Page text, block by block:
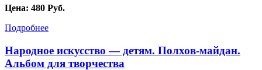
Цена: 480 Руб.
Подробнее
Народное искусство — детям. Полхов-майдан.
Альбом для творчества